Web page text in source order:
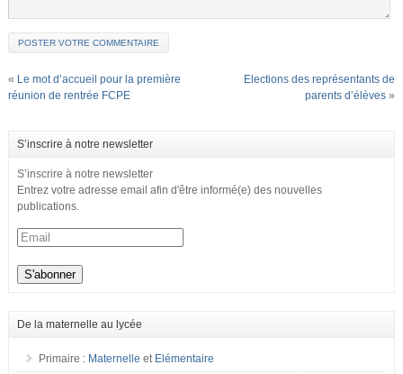
« Le mot d’accueil pour la première
réunion de rentrée FCPE
Elections des représentants de
parents d’élèves »
S’inscrire à notre newsletter
S’inscrire à notre newsletter
Entrez votre adresse email afin d'être informé(e) des nouvelles
publications.
De la maternelle au lycée
Primaire : Maternelle et Elémentaire